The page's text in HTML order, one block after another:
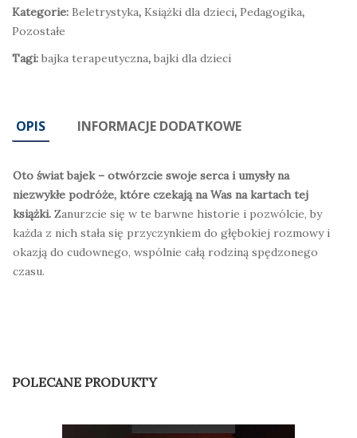
Kategorie: Beletrystyka, Książki dla dzieci, Pedagogika,
Pozostałe
Tagi: bajka terapeutyczna, bajki dla dzieci
OPIS INFORMACJE DODATKOWE
Oto świat bajek – otwórzcie swoje serca i umysły na
niezwykłe podróże, które czekają na Was na kartach tej
książki. Zanurzcie się w te barwne historie i pozwólcie, by
każda z nich stała się przyczynkiem do głębokiej rozmowy i
okazją do cudownego, wspólnie całą rodziną spędzonego
czasu.
POLECANE PRODUKTY